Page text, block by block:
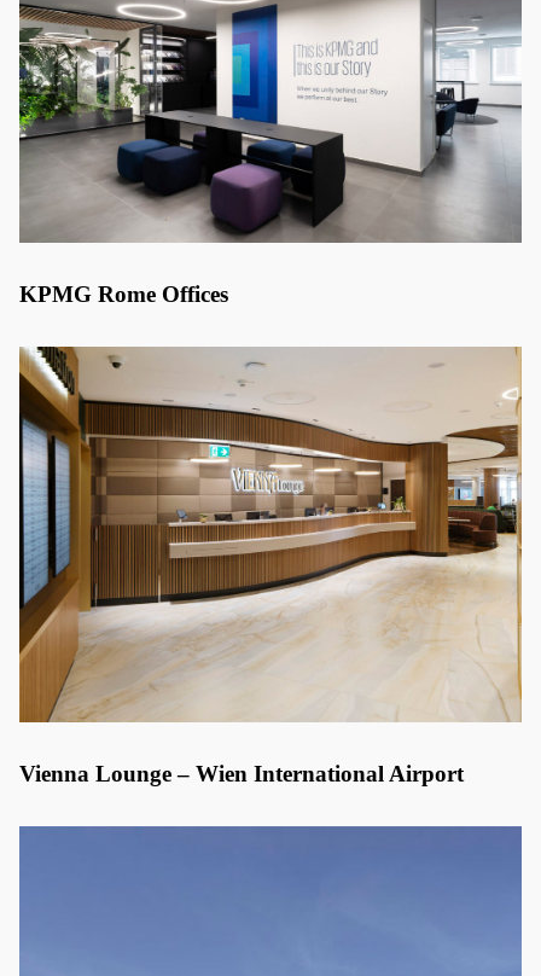
KPMG Rome Offices
Vienna Lounge – Wien International Airport